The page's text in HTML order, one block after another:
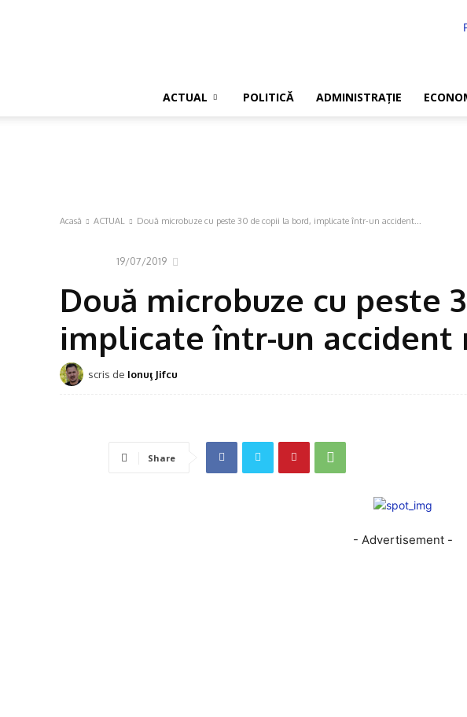
ACTUAL POLITICĂ ADMINISTRAŢIE
Acasă ACTUAL Două microbuze cu peste 30 de copii la bord, implicate într-un accident...
19/07/2019
Două microbuze cu peste
implicate într-un accident
scris de Ionuţ Jifcu
Share
- Advertisement -